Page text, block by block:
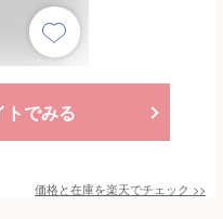
トでみる
価格と在庫を楽天でチェック >>